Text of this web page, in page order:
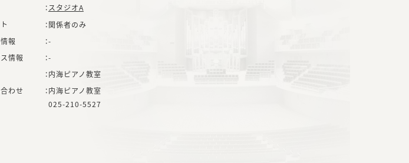
：スタジオA
：関係者のみ
報
：-
情報
：-
：内海ピアノ教室
わせ
：内海ピアノ教室
025-210-5527